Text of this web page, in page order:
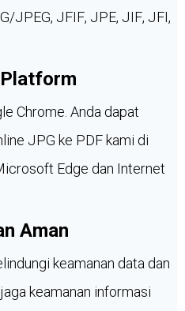
JPEG, JFIF, JPE, JIF, JFI,
Chrome. Anda dapat
JPG ke PDF kami di
Edge dan Internet
Aman
keamanan data dan
keamanan informasi